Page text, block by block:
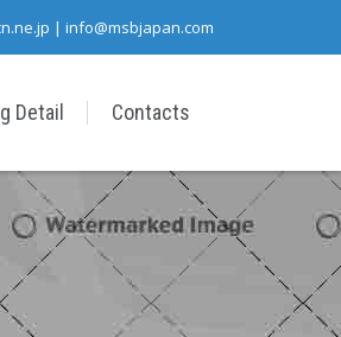
| info@msbjapan.com
Detail Contacts